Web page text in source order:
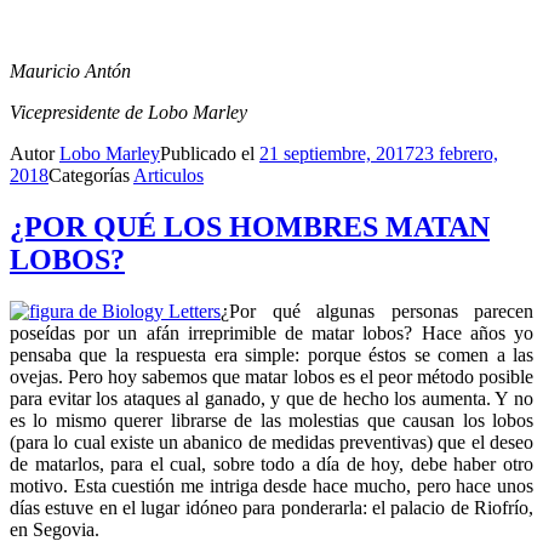
Mauricio Antón
Vicepresidente de Lobo Marley
AutorLobo MarleyPublicado el 21 septiembre, 201723 febrero,
2018Categorías Articulos
¿POR QUÉ LOS HOMBRES MATAN
LOBOS?
¿Por qué algunas personas parecen
poseídas por un afán irreprimible de matar lobos? Hace años yo
pensaba que la respuesta era simple: porque éstos se comen a las
ovejas. Pero hoy sabemos que matar lobos es el peor método posible
para evitar los ataques al ganado, y que de hecho los aumenta. Y no
es lo mismo querer librarse de las molestias que causan los lobos
(para lo cual existe un abanico de medidas preventivas) que el deseo
de matarlos, para el cual, sobre todo a día de hoy, debe haber otro
motivo. Esta cuestión me intriga desde hace mucho, pero hace unos
días estuve en el lugar idóneo para ponderarla: el palacio de Riofrío,
en Segovia.